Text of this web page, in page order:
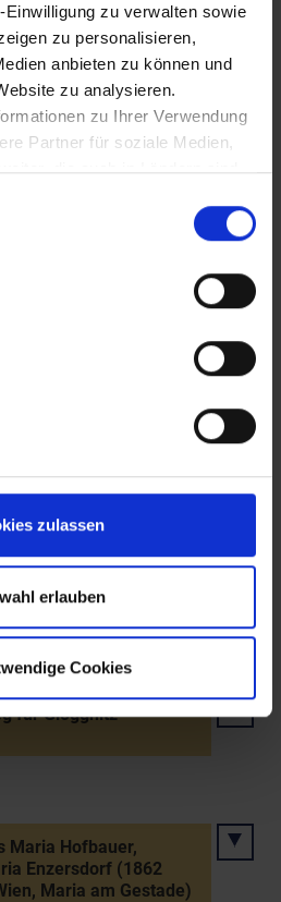
zu verwalten sowie
zu personalisieren,
anbieten zu können und
zu analysieren.
zu Ihrer Verwendung
Partner für soziale Medien,
die auch in Ländern sind,
Sie Ihre Rechte uU nicht
Unsere Partner führen
mit weiteren Daten
bereitgestellt haben oder die
zulassen
erlauben
Cookies
Österreichs,
(Franzisceischer
Statuten der 1.
Postspar-Casse durch
(Gründer: Pfarrer
für Gloggnitz
Maria Hofbauer,
Enzersdorf (1862
Maria am Gestade)